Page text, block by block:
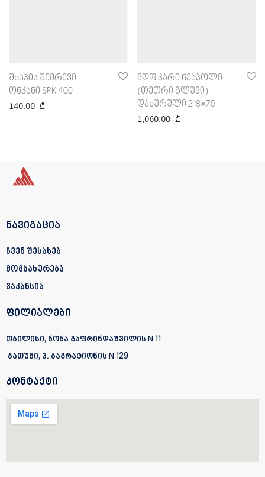
შხაპის შემრევი
ონკანი SPK 400
140.00 ₾
მდფ კარი ნეაპოლი
(თეთრი გლუვი)
დახურული 218×76
1,060.00 ₾
ნავიგაცია
ჩვენ შესახებ
მომსახურება
ვაკანსია
ფილიალები
თბილისი, ნონა გაფრინდაშვილის N 11
ბათუმი, პ. ბაგრატიონის N 129
კონტაქტი